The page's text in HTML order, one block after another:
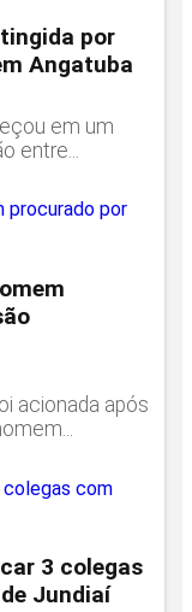
por
Angatuba
em um
entre...
acionada após
3 colegas
Jundiaí